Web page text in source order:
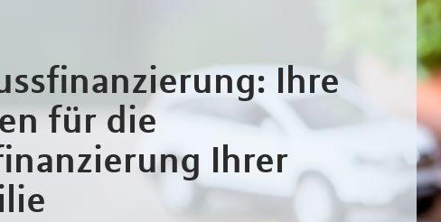
Ihre
für die
Ihrer